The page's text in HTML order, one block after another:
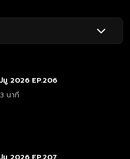
มู 2026 EP.206
นาที